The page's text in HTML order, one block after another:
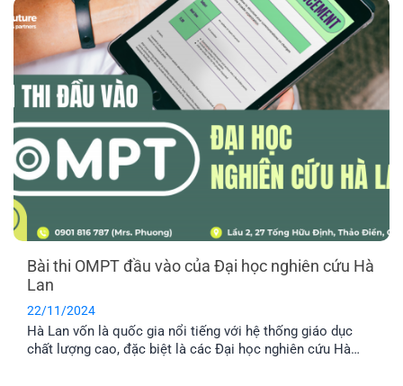
mà bạn nên biết. Trong bài viết này, EFP sẽ bật mí cho bạn
danh sách những thành phố mà du học sinh nên lựa chọn
nhé!
Bài thi OMPT đầu vào của Đại học nghiên cứu Hà
Lan
22/11/2024
Hà Lan vốn là quốc gia nổi tiếng với hệ thống giáo dục
chất lượng cao, đặc biệt là các Đại học nghiên cứu Hà